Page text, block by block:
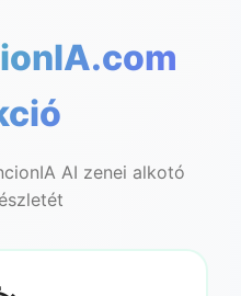
♬
AI zenei alkotó